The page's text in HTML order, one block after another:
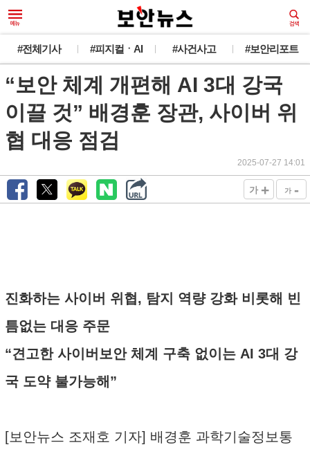
#전체기사 #피지컬ㆍAI #사건사고 #보안리포트
“보안 체계 개편해 AI 3대 강국
이끌 것” 배경훈 장관, 사이버 위
협 대응 점검
2025-07-27 14:01
가 + 가 -
진화하는 사이버 위협, 탐지 역량 강화 비롯해 빈
틈없는 대응 주문
“견고한 사이버보안 체계 구축 없이는 AI 3대 강
국 도약 불가능해”
[보안뉴스 조재호 기자] 배경훈 과학기술정보통